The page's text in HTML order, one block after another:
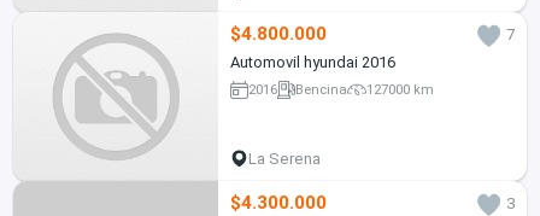
$4.800.000
7
Automovil hyundai 2016
2016 Bencina 127000 km
La Serena
$4.300.000
3